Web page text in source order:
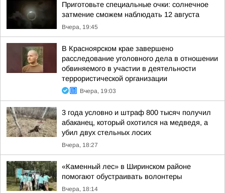
Приготовьте специальные очки: солнечное
затмение сможем наблюдать 12 августа
Вчера, 19:45
В Красноярском крае завершено
расследование уголовного дела в отношении
обвиняемого в участии в деятельности
террористической организации
Вчера, 19:03
3 года условно и штраф 800 тысяч получил
абаканец, который охотился на медведя, а
убил двух стельных лосих
Вчера, 18:27
«Каменный лес» в Ширинском районе
помогают обустраивать волонтеры
Вчера, 18:14